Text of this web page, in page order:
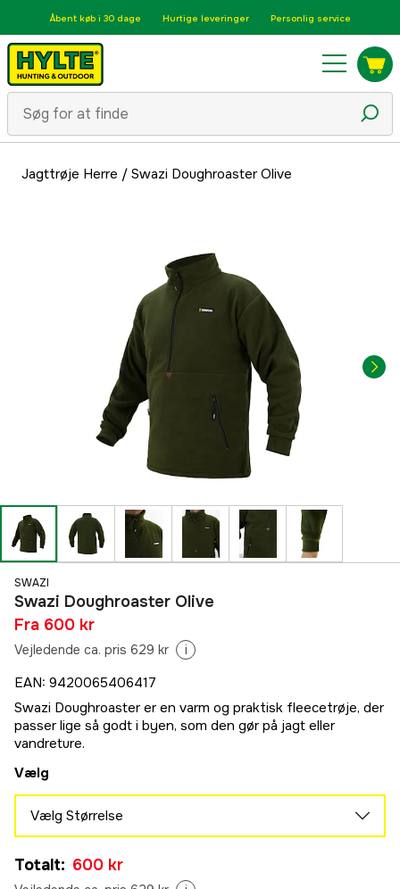
Åbent køb i 30 dage Hurtige leveringer Personlig service
Jagttrøje Herre / Swazi Doughroaster Olive
SWAZI
Swazi Doughroaster Olive
Fra 600 kr
Vejledende ca. pris 629 kr i
EAN: 9420065406417
Swazi Doughroaster er en varm og praktisk fleecetrøje, der
passer lige så godt i byen, som den gør på jagt eller
vandreture.
Vælg
Vælg Størrelse
600 kr
Totalt: 600 kr